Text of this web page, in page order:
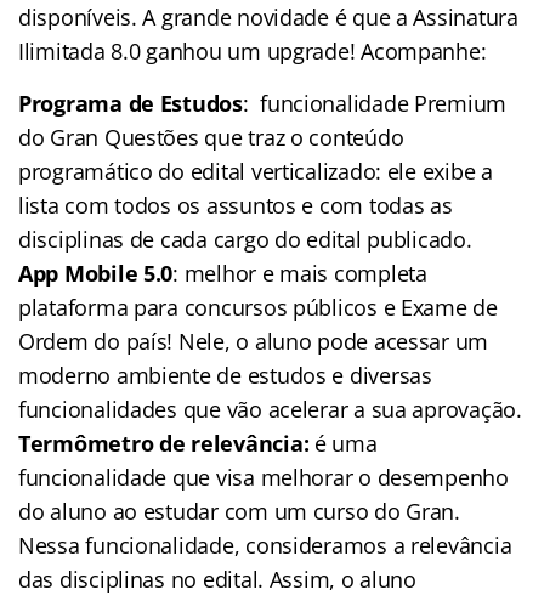
disponíveis. A grande novidade é que a Assinatura
Ilimitada 8.0 ganhou um upgrade! Acompanhe:
Programa de Estudos: funcionalidade Premium
do Gran Questões que traz o conteúdo
programático do edital verticalizado: ele exibe a
lista com todos os assuntos e com todas as
disciplinas de cada cargo do edital publicado.
App Mobile 5.0: melhor e mais completa
plataforma para concursos públicos e Exame de
Ordem do país! Nele, o aluno pode acessar um
moderno ambiente de estudos e diversas
funcionalidades que vão acelerar a sua aprovação.
Termômetro de relevância: é uma
funcionalidade que visa melhorar o desempenho
do aluno ao estudar com um curso do Gran.
Nessa funcionalidade, consideramos a relevância
das disciplinas no edital. Assim, o aluno